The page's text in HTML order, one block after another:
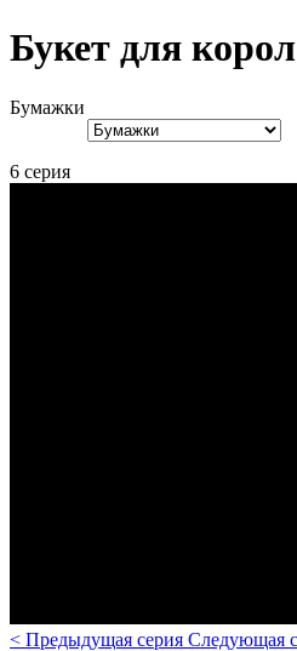
Букет для
Бумажки
6 серия
< Предыдущая серия Следующая